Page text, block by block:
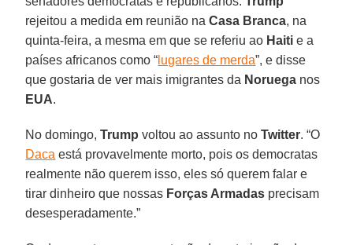
rejeitou a medida em reunião naCasa Branca, na
quinta-feira, a mesma em que se referiu ao Haiti e a
países africanos como “ lugares de merda”, e disse
que gostaria de ver mais imigrantes da Noruega nos
EUA.
No domingo,Trump voltou ao assunto noTwitter. “O
Daca está provavelmente morto, pois os democratas
realmente não querem isso, eles só querem falar e
tirar dinheiro que nossas Forças Armadas precisam
desesperadamente.”